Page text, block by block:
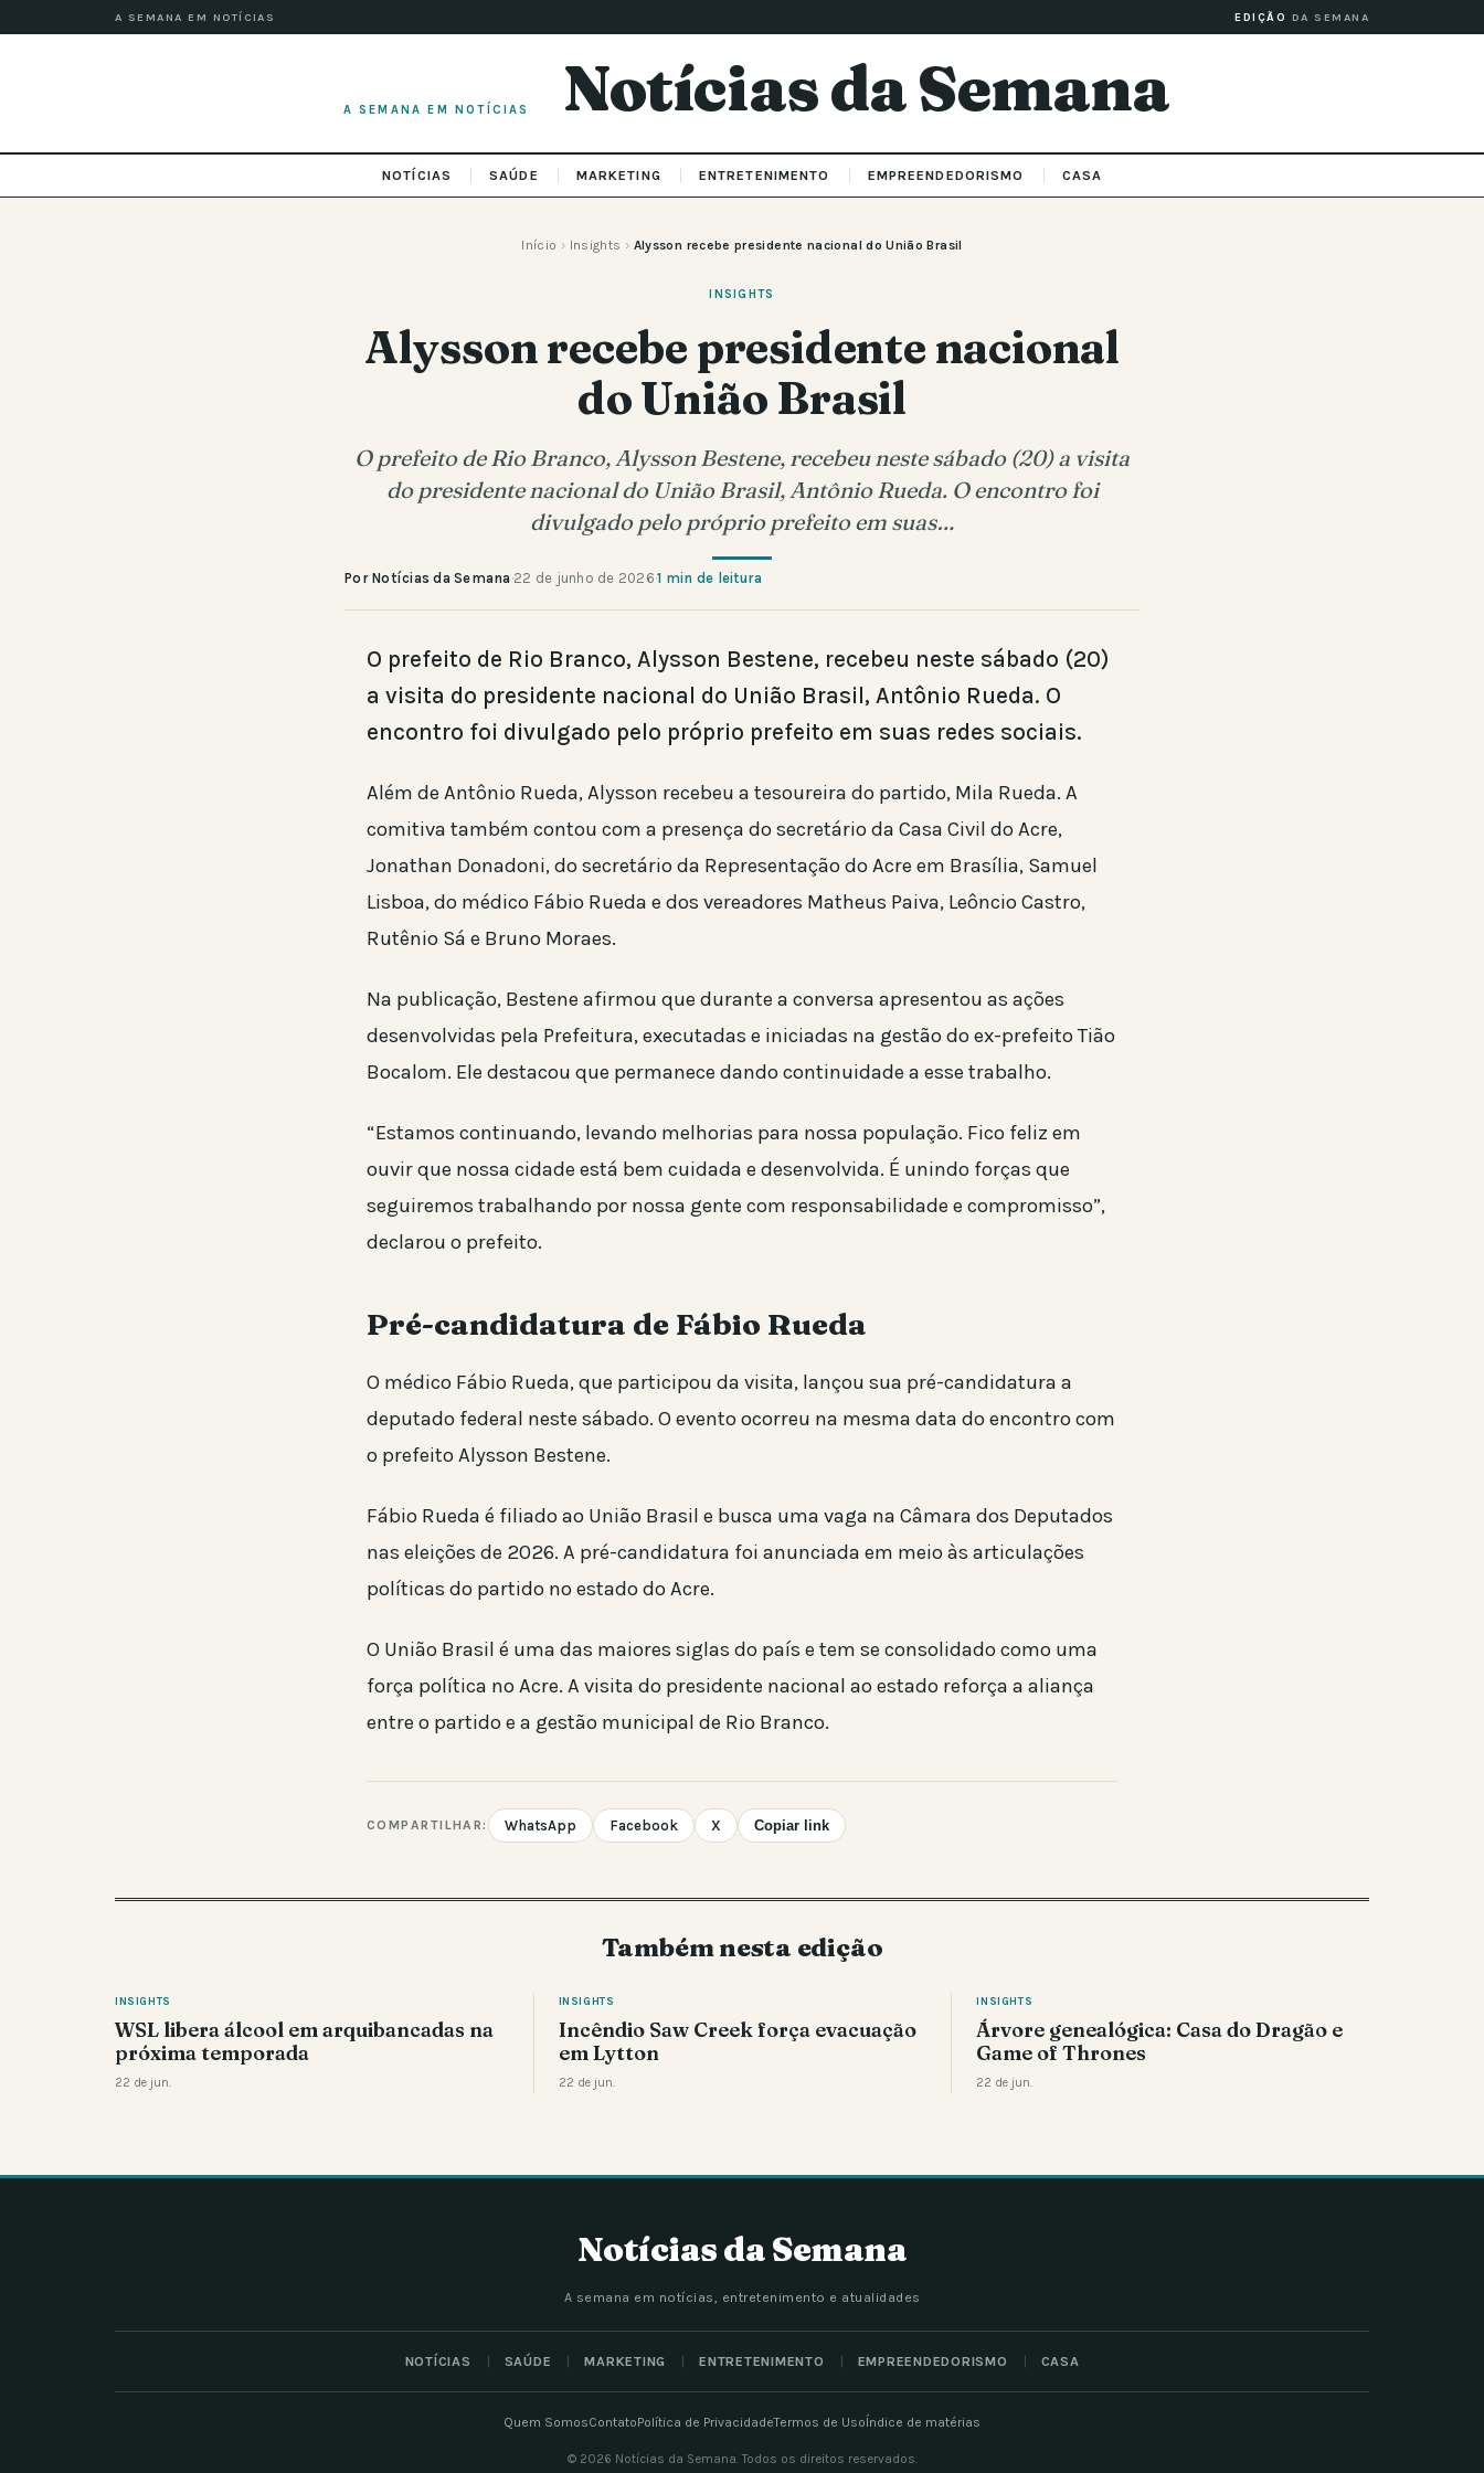
A SEMANA EM NOTÍCIAS EDIÇÃO DA SEMANA
A SEMANA EM NOTÍCIAS Notícias da Semana
NOTÍCIAS SAÚDE MARKETING ENTRETENIMENTO EMPREENDEDORISMO CASA
Início › Insights › Alysson recebe presidente nacional do União Brasil
INSIGHTS
Alysson recebe presidente nacional
do União Brasil
O prefeito de Rio Branco, Alysson Bestene, recebeu neste sábado (20) a visita
do presidente nacional do União Brasil, Antônio Rueda. O encontro foi
divulgado pelo próprio prefeito em suas…
Por Notícias da Semana ·22 de junho de 2026·1 min de leitura
O prefeito de Rio Branco, Alysson Bestene, recebeu neste sábado (20)
a visita do presidente nacional do União Brasil, Antônio Rueda. O
encontro foi divulgado pelo próprio prefeito em suas redes sociais.
Além de Antônio Rueda, Alysson recebeu a tesoureira do partido, Mila Rueda. A
comitiva também contou com a presença do secretário da Casa Civil do Acre,
Jonathan Donadoni, do secretário da Representação do Acre em Brasília, Samuel
Lisboa, do médico Fábio Rueda e dos vereadores Matheus Paiva, Leôncio Castro,
Rutênio Sá e Bruno Moraes.
Na publicação, Bestene afirmou que durante a conversa apresentou as ações
desenvolvidas pela Prefeitura, executadas e iniciadas na gestão do ex-prefeito Tião
Bocalom. Ele destacou que permanece dando continuidade a esse trabalho.
“Estamos continuando, levando melhorias para nossa população. Fico feliz em
ouvir que nossa cidade está bem cuidada e desenvolvida. É unindo forças que
seguiremos trabalhando por nossa gente com responsabilidade e compromisso”,
declarou o prefeito.
Pré-candidatura de Fábio Rueda
O médico Fábio Rueda, que participou da visita, lançou sua pré-candidatura a
deputado federal neste sábado. O evento ocorreu na mesma data do encontro com
o prefeito Alysson Bestene.
Fábio Rueda é filiado ao União Brasil e busca uma vaga na Câmara dos Deputados
nas eleições de 2026. A pré-candidatura foi anunciada em meio às articulações
políticas do partido no estado do Acre.
O União Brasil é uma das maiores siglas do país e tem se consolidado como uma
força política no Acre. A visita do presidente nacional ao estado reforça a aliança
entre o partido e a gestão municipal de Rio Branco.
COMPARTILHAR: WhatsApp Facebook X Copiar link
Também nesta edição
INSIGHTS
WSL libera álcool em arquibancadas na
próxima temporada
22 de jun.
INSIGHTS
Incêndio Saw Creek força evacuação
em Lytton
22 de jun.
INSIGHTS
Árvore genealógica: Casa do Dragão e
Game of Thrones
22 de jun.
Notícias da Semana
A semana em notícias, entretenimento e atualidades
NOTÍCIAS SAÚDE MARKETING ENTRETENIMENTO EMPREENDEDORISMO CASA
Quem SomosContatoPolítica de PrivacidadeTermos de UsoÍndice de matérias
© 2026 Notícias da Semana. Todos os direitos reservados.